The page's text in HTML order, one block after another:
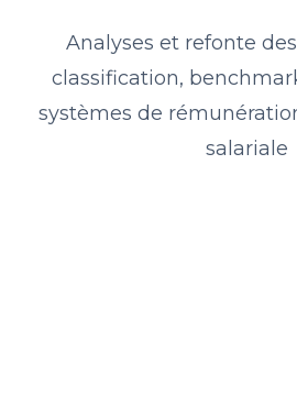
Analyses et refonte
classification,
systèmes de
salariale